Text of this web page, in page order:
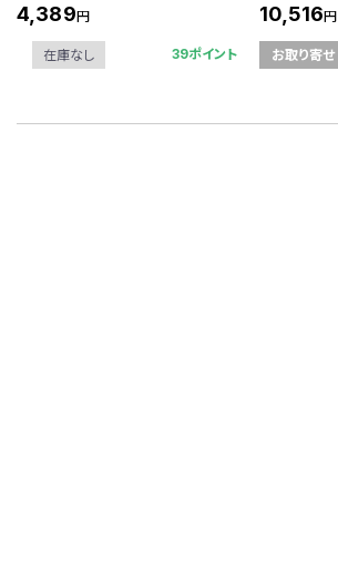
4,389円
在庫なし 39ポイント
10,516円
お取り寄せ